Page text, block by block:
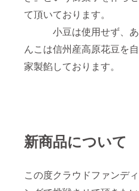
て頂いております。
小豆は使用せず、あ
んこは信州産高原花豆を自
家製餡しております。
新商品について
この度クラウドファンディ